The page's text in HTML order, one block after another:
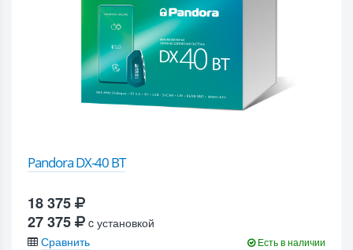
Pandora DX-40 BT
18 375
27 375
c установкой
Сравнить
Есть в наличии